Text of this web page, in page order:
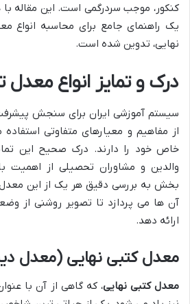
کنکور، موجب سردرگمی است. این مقاله
یک راهنمای جامع برای محاسبه انواع
نهایی، تدوین شده است.
درک و تمایز انواع
سیستم آموزشی ایران برای سنجش
از مفاهیم و معیارهای متفاوتی
خاص خود را دارند. درک صحیح این
والدین و مشاوران تحصیلی از اهمیت
بخش به بررسی دقیق هر یک از این
آن ها می پردازد تا تصویر روشنی از
ارائه دهد.
معدل کتبی نهایی (معدل
معدل کتبی نهایی، که گاهی از آن با